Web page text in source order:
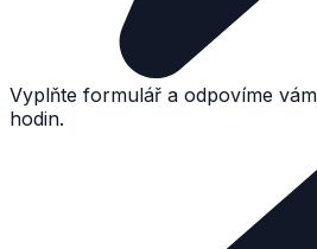
Vyplňte formulář a odpovíme
hodin.